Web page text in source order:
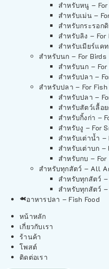
สำหรับหนู –
สำหรับเม่น –
สำหรับกระรอก
สำหรับลิง – For
สำหรับเมียร์แค
สำหรับนก – For Birds
สำหรับนก – For
สำหรับปลา –
สำหรับปลา – For Fish
สำหรับปลา –
สำหรับสัตว์เลื้อ
สำหรับกิ้งก่า –
สำหรับงู – For
สำหรับเต่าน้ำ –
สำหรับเต่าบก –
สำหรับกบ – For
สำหรับทุกสัตว์ – All
สำหรับทุกสัตว์
สำหรับทุกสัตว์
อาหารปลา – Fish Food
หน้าหลัก
เกี่ยวกับเรา
ร้านค้า
โพสต์
ติดต่อเรา